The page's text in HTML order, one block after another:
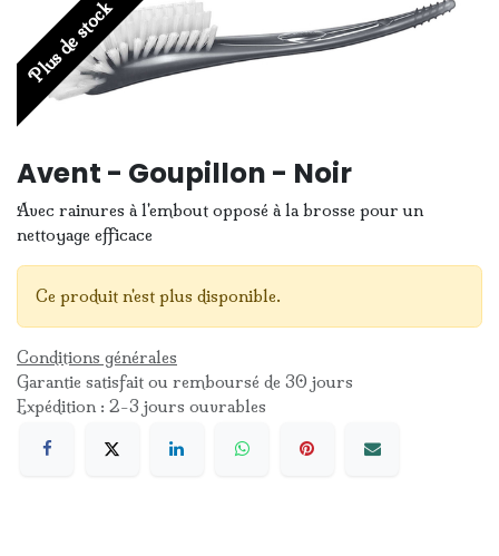
Plus de stock
Avent - Goupillon - Noir
Avec rainures à l'embout opposé à la brosse pour un
nettoyage efficace
Ce produit n'est plus disponible.
Conditions générales
Garantie satisfait ou remboursé de 30 jours
Expédition : 2-3 jours ouvrables